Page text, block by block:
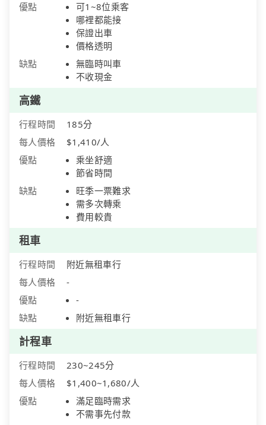
優點
可1~8位乘客
哪裡都能接
保證出車
價格透明
缺點
無臨時叫車
不收現金
高鐵
行程時間
185分
每人價格
$1,410/人
優點
乘坐舒適
節省時間
缺點
旺季一票難求
需多次轉乘
費用較貴
租車
行程時間
附近無租車行
每人價格
-
優點
-
缺點
附近無租車行
計程車
行程時間
230~245分
每人價格
$1,400~1,680/人
優點
滿足臨時需求
不需事先付款